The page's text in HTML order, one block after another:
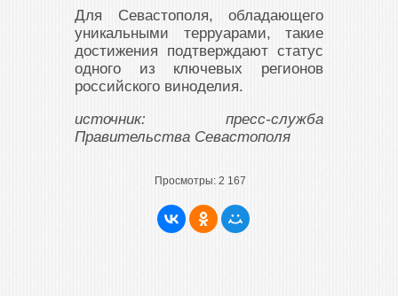
Для Севастополя, обладающего
уникальными терруарами, такие
достижения подтверждают статус
одного из ключевых регионов
российского виноделия.
источник: пресс-служба
Правительства Севастополя
Просмотры: 2 167